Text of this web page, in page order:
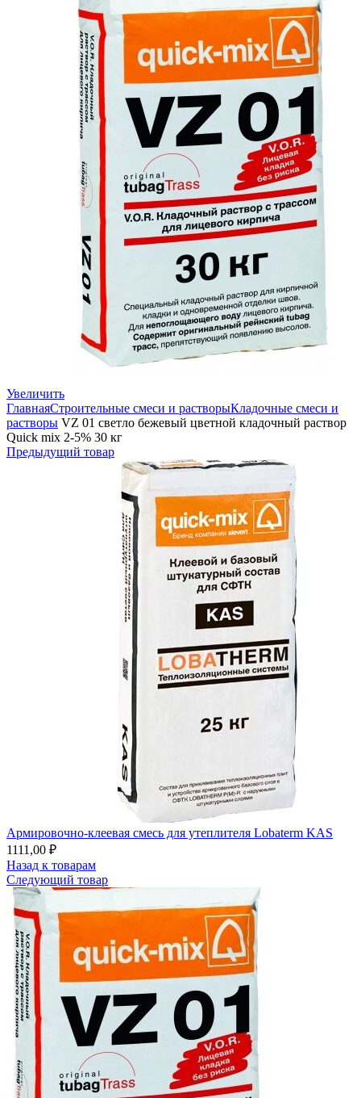
Увеличить
ГлавнаяСтроительные смеси и растворыКладочные смеси и
растворы VZ 01 светло бежевый цветной кладочный раствор
Quick mix 2-5% 30 кг
Предыдущий товар
Армировочно-клеевая смесь для утеплителя Lobaterm KAS
1111,00 ₽
Назад к товарам
Следующий товар